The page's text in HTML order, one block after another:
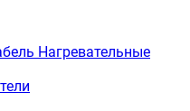
Нагревательные